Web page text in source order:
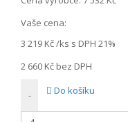
Vaše cena:
3 219 Kč/ks s DPH 21%
2 660 Kč bez DPH
- Do košíku